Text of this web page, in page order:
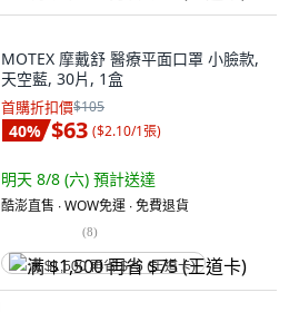
MOTEX 摩戴舒 醫療平面口罩 小臉款,
天空藍, 30片, 1盒
首購折扣價$105
40% $63 ($2.10/1張)
明天 8/8 (六) 預計送達
酷澎直售 ∙ WOW免運 ∙ 免費退貨
(8)
满 $1,500 再省 $75 (王道卡)